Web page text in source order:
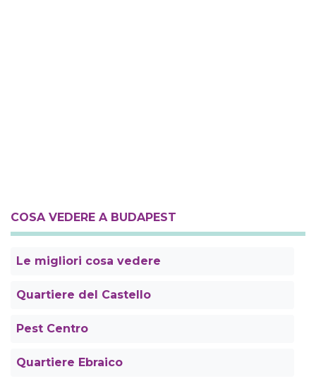
COSA VEDERE A BUDAPEST
Le migliori cosa vedere
Quartiere del Castello
Pest Centro
Quartiere Ebraico